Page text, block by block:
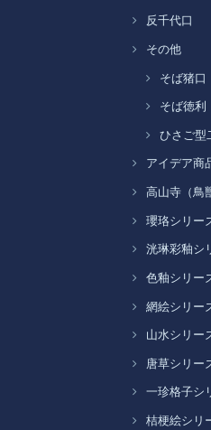
反千代口
その他
そば猪口
そば徳利
ひさご型
アイデア商
高山寺（鳥
瓔珞シリー
洸琳彩釉シ
色釉シリー
網絵シリー
山水シリー
唐草シリー
一珍格子シ
桔梗絵シリ